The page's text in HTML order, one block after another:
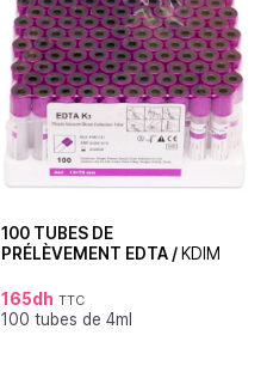
100 TUBES DE
PRÉLÈVEMENT EDTA / KDIM
165dh TTC
100 tubes de 4ml